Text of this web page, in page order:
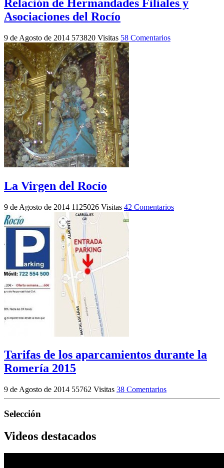
Relación de Hermandades Filiales y
Asociaciones del Rocío
9 de Agosto de 2014 573820 Visitas 58 Comentarios
La Virgen del Rocío
9 de Agosto de 2014 1125026 Visitas 42 Comentarios
Tarifas de los aparcamientos durante la
Romería 2015
9 de Agosto de 2014 55762 Visitas 38 Comentarios
Selección
Videos destacados